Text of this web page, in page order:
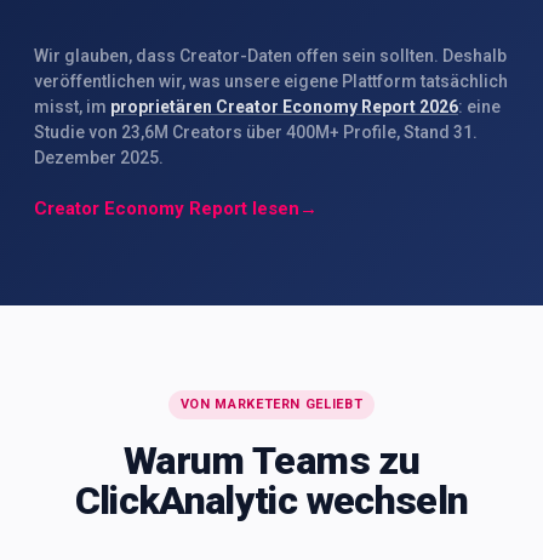
Wir glauben, dass Creator-Daten offen sein sollten. Deshalb
veröffentlichen wir, was unsere eigene Plattform tatsächlich
misst, im proprietären Creator Economy Report 2026: eine
Studie von 23,6M Creators über 400M+ Profile, Stand 31.
Dezember 2025.
Creator Economy Report lesen →
VON MARKETERN GELIEBT
Warum Teams zu
ClickAnalytic wechseln